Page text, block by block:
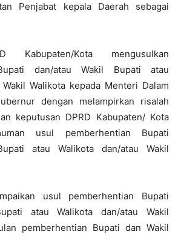
Penjabat kepala Daerah sebagai
Kabupaten/Kota mengusulkan
dan/atau Wakil Bupati atau
Walikota kepada Menteri Dalam
dengan melampirkan risalah
keputusan DPRD Kabupaten/ Kota
usul pemberhentian Bupati
atau Walikota dan/atau Wakil
usul pemberhentian Bupati
atau Walikota dan/atau Wakil
pemberhentian Bupati dan Wakil